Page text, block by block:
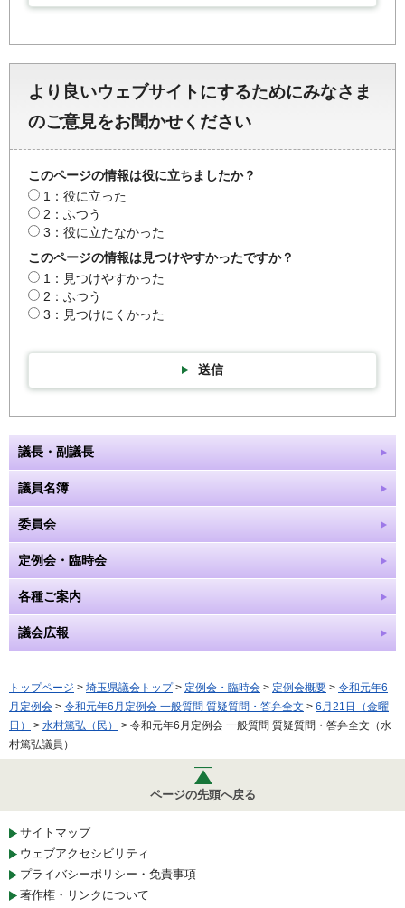
より良いウェブサイトにするためにみなさま
のご意見をお聞かせください
このページの情報は役に立ちましたか？
1：役に立った
2：ふつう
3：役に立たなかった
このページの情報は見つけやすかったですか？
1：見つけやすかった
2：ふつう
3：見つけにくかった
送信
議長・副議長
議員名簿
委員会
定例会・臨時会
各種ご案内
議会広報
トップページ > 埼玉県議会トップ> 定例会・臨時会 > 定例会概要 > 令和元年6
月定例会 > 令和元年6月定例会 一般質問 質疑質問・答弁全文 > 6月21日（金曜
日）
> 水村篤弘（民）
> 令和元年6月定例会 一般質問 質疑質問・答弁全文（水
村篤弘議員）
ページの先頭へ戻る
サイトマップ
ウェブアクセシビリティ
プライバシーポリシー・免責事項
著作権・リンクについて